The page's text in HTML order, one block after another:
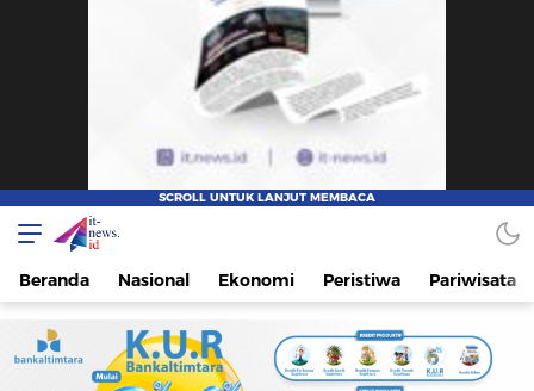
IT-NEWS
Update Cepat, Cerdas, dan Terpercaya
Beranda Nasional Ekonomi Peristiwa Pariwisata